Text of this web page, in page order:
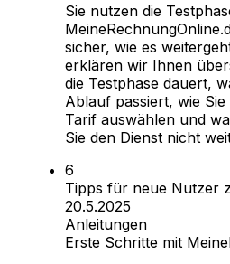
Sie nutzen die
sicher, wie es
erklären wir Ihnen
die Testphase dauert,
Ablauf passiert, wie
Tarif auswählen und
Sie den Dienst nicht
Tipps für neue Nutzer
20.5.2025
Anleitungen
Erste Schritte mit